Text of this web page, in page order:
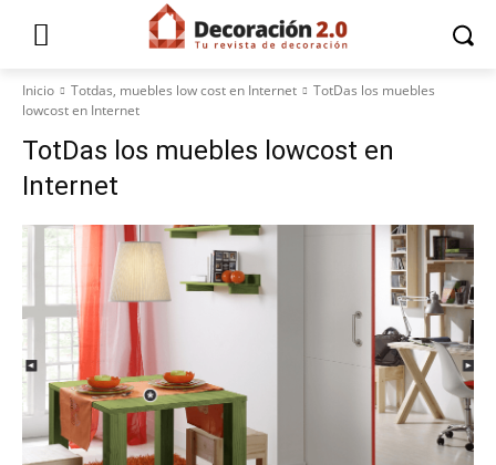
Inicio Totdas, muebles low cost en Internet
TotDas los muebles
lowcost en Internet
TotDas los muebles lowcost en
Internet